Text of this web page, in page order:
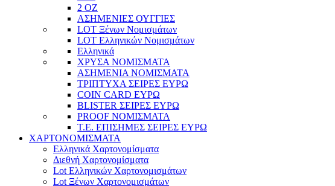
2 OZ
ΑΣΗΜΕΝΙΕΣ ΟΥΓΓΙΕΣ
LOT Ξένων Νομισμάτων
LOT Ελληνικών Νομισμάτων
Ελληνικά
ΧΡΥΣΑ ΝΟΜΙΣΜΑΤΑ
ΑΣΗΜΕΝΙΑ ΝΟΜΙΣΜΑΤΑ
ΤΡΙΠΤΥΧΑ ΣΕΙΡΕΣ ΕΥΡΩ
COIN CARD ΕΥΡΩ
BLISTER ΣΕΙΡΕΣ ΕΥΡΩ
PROOF ΝΟΜΙΣΜΑΤΑ
Τ.Ε. ΕΠΙΣΗΜΕΣ ΣΕΙΡΕΣ ΕΥΡΩ
ΧΑΡΤΟΝΟΜΙΣΜΑΤΑ
Eλληνικά Χαρτονομίσματα
Διεθνή Χαρτονομίσματα
Lot Ελληνικών Χαρτονομισμάτων
Lot Ξένων Χαρτονομισμάτων